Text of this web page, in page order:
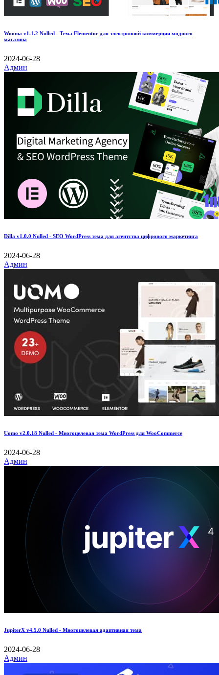
Wooma v1.1.2 Nulled - Тема Elementor для электронной коммерции модного
магазина
2024-06-28
Админ
Dilla v1.0.0 Nulled - SEO WordPress тема для агентства цифрового маркетинга
2024-06-28
Админ
Uomo v2.0.18 Nulled - Многоцелевая тема WordPress для WooCommerce
2024-06-28
Админ
JupiterX v4.5.0 Nulled - Многоцелевая адаптивная тема
2024-06-28
Админ